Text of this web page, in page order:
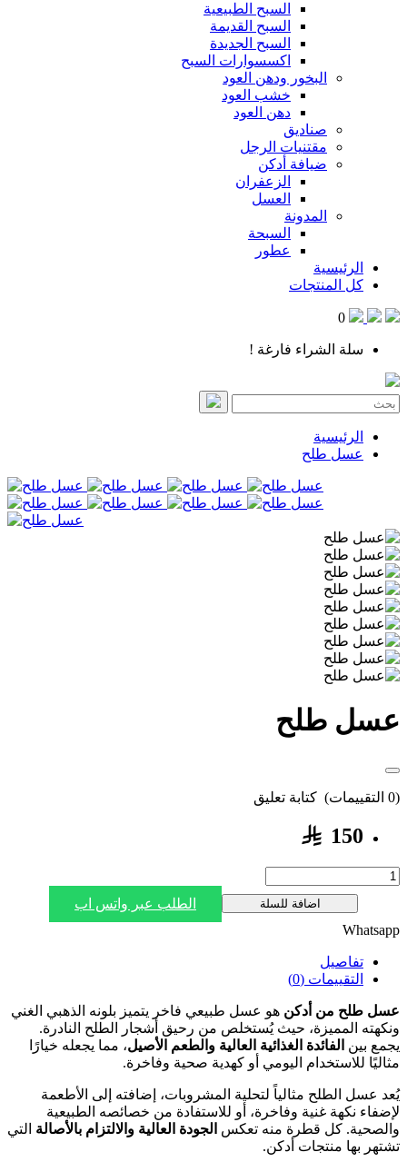
السبح الطبيعية
السبح القديمة
السبح الجديدة
اكسسوارات السبح
البخور ودهن العود
خشب العود
دهن العود
صناديق
مقتنيات الرجل
ضيافة أدكن
الزعفران
العسل
المدونة
السبحة
عطور
الرئيسية
كل المنتجات
0
سلة الشراء فارغة !
الرئيسية
عسل طلح
عسل طلح
(0 التقييمات) كتابة تعليق
150
اضافة للسلة
الطلب عبر واتس اب
Whatsapp
تفاصيل
التقييمات (0)
عسل طلح من أدكنهو عسل طبيعي فاخر يتميز بلونه الذهبي الغني
ونكهته المميزة، حيث يُستخلص من رحيق أشجار الطلح النادرة.
يجمع بين الفائدة الغذائية العالية والطعم الأصيل ، مما يجعله خيارًا
مثاليًا للاستخدام اليومي أو كهدية صحية وفاخرة.
يُعد عسل الطلح مثالياً لتحلية المشروبات، إضافته إلى الأطعمة
لإضفاء نكهة غنية وفاخرة، أو للاستفادة من خصائصه الطبيعية
والصحية. كل قطرة منه تعكس الجودة العالية والالتزام بالأصالةالتي
تشتهر بها منتجات أدكن.